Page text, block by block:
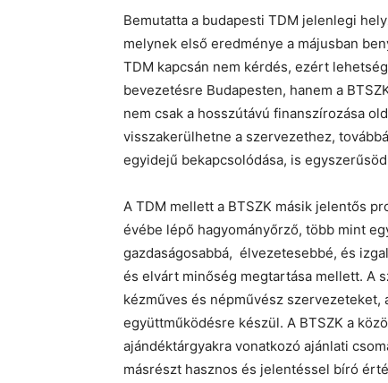
Bemutatta a budapesti TDM jelenlegi
melynek első eredménye a májusban
TDM kapcsán nem kérdés, ezért
bevezetésre Budapesten, hanem a
nem csak a hosszútávú finanszírozása
visszakerülhetne a szervezethez,
egyidejű bekapcsolódása, is
A TDM mellett a BTSZK másik jelentős
évébe lépő hagyományőrző, több mint
gazdaságosabbá, élvezetesebbé, és
és elvárt minőség megtartása mellett. A
kézműves és népművész
együttműködésre készül. A BTSZK a
ajándéktárgyakra vonatkozó ajánlati
másrészt hasznos és jelentéssel bíró